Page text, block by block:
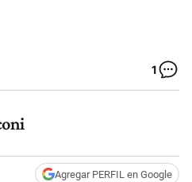
1
Agregar PERFIL en Google